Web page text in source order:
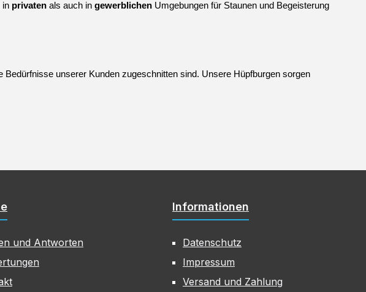
in privaten als auch in gewerblichen Umgebungen für Staunen und Begeisterung
unserer Kunden zugeschnitten sind. Unsere Hüpfburgen sorgen
und Antworten
Informationen
Datenschutz
Impressum
Versand und Zahlung